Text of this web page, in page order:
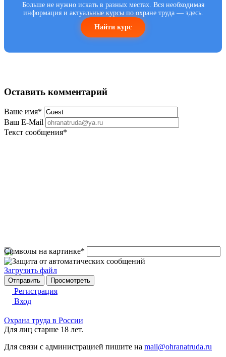
Больше не нужно искать в разных местах. Вся необходимая
информация и актуальные курсы по охране труда — здесь.
Найти курс
Оставить комментарий
Ваше имя*
Ваш E-Mail
Текст сообщения*
Символы на картинке*
Загрузить файл
Регистрация
Вход
Охрана труда в России
Для лиц старше 18 лет.
Для связи с администрацией пишите на mail@ohranatruda.ru